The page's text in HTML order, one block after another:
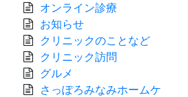
オンライン診療
お知らせ
クリニックのことなど
クリニック訪問
グルメ
さっぽろみなみホームケ